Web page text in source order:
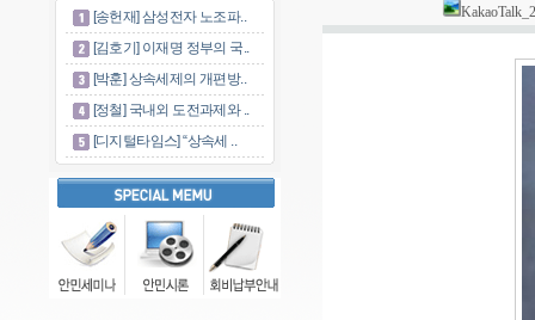
[송헌재] 삼성전자 노조파..
[김호기] 이재명 정부의 국..
[박훈] 상속세제의 개편방..
[정철] 국내외 도전과제와 ..
[디지털타임스] “상속세 ..